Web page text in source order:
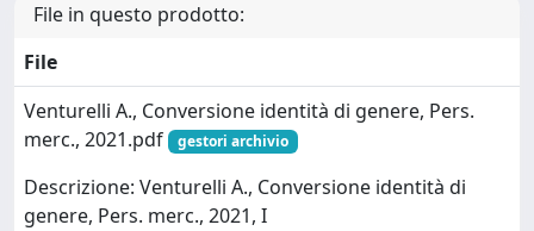
File in questo prodotto:
File
Venturelli A., Conversione identità di genere, Pers.
merc., 2021.pdf
gestori archivio
Descrizione: Venturelli A., Conversione identità di
genere, Pers. merc., 2021, I